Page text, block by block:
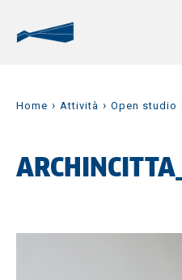
Home › Attività › Open studio